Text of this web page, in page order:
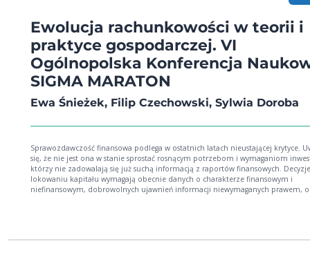
Ewolucja rachunkowości w teorii i
praktyce gospodarczej. VI
Ogólnopolska Konferencja
SIGMA MARATON
Ewa Śnieżek, Filip Czechowski, Sylwia Doroba
Sprawozdawczość finansowa podlega w ostatnich latach nieustającej krytyce.
się, że nie jest ona w stanie sprostać rosnącym potrzebom i wymaganiom
którzy nie zadowalają się już suchą informacją z raportów finansowych.
lokowaniu kapitału wymagają obecnie danych o charakterze finansowym i
niefinansowym, dobrowolnych ujawnień informacji niewymaganych prawem, o
przejrzystości, zrozumiałych i często wspomaganych informacjami opisowymi.